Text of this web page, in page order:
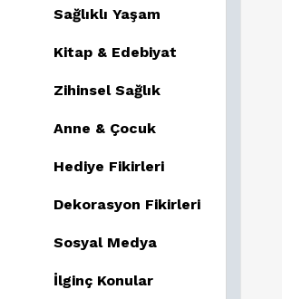
Sağlıklı Yaşam
Kitap & Edebiyat
Zihinsel Sağlık
Anne & Çocuk
Hediye Fikirleri
Dekorasyon Fikirleri
Sosyal Medya
İlginç Konular